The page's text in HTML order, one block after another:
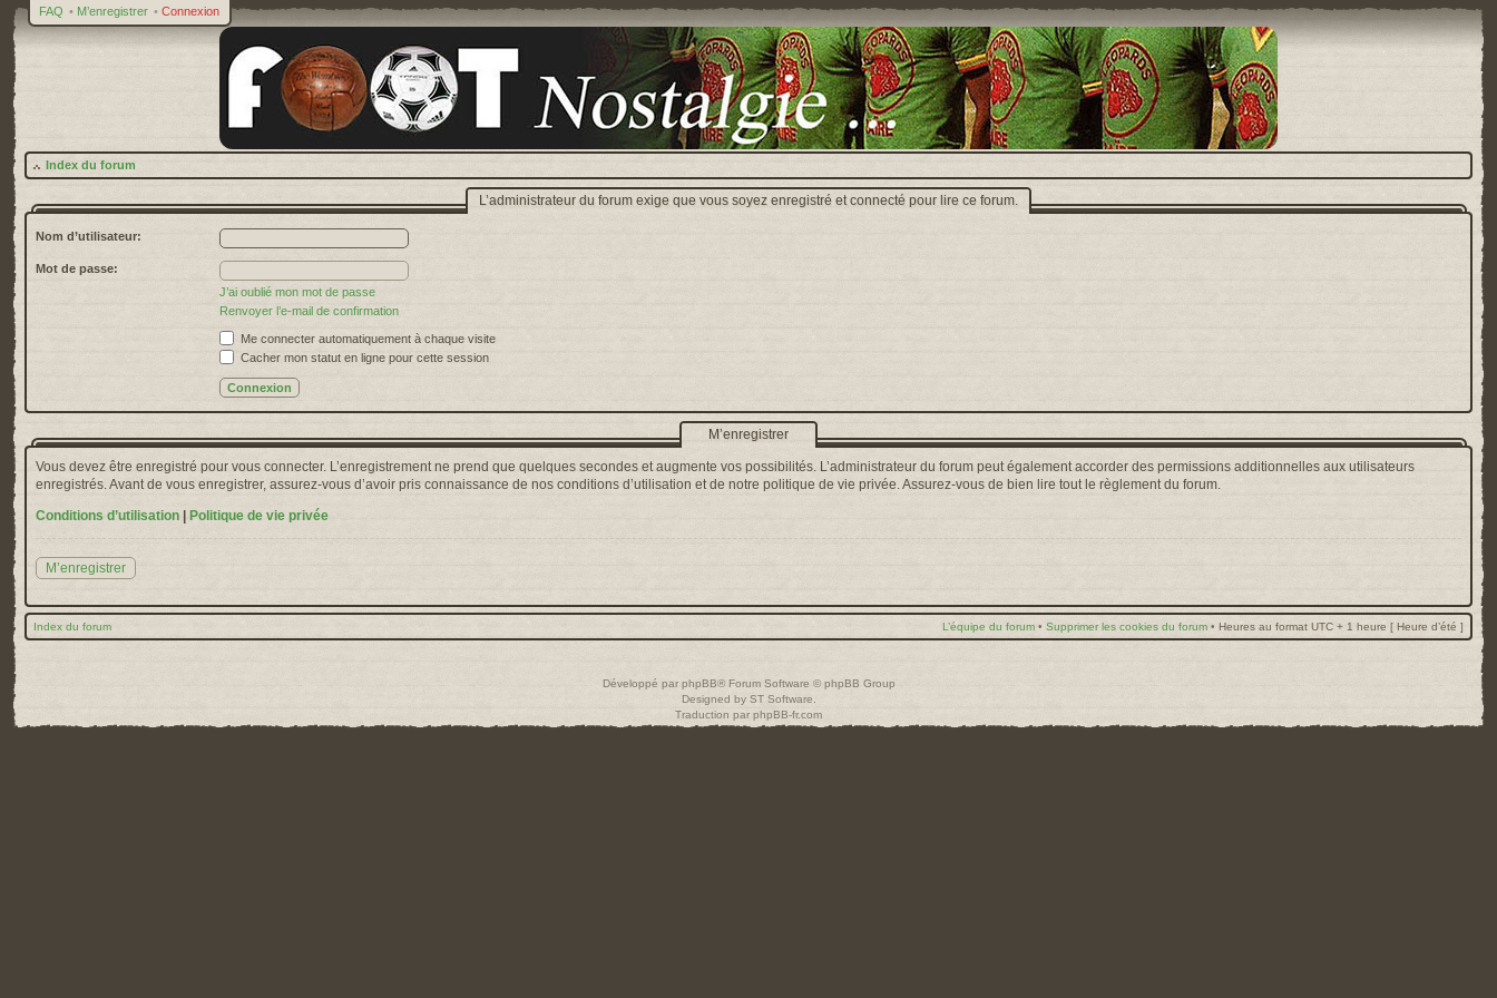
FAQ • M’enregistrer • Connexion
Index du forum
L’administrateur du forum exige que vous soyez enregistré et connecté pour lire ce forum.
Nom d’utilisateur:
Mot de passe:
J’ai oublié mon mot de passe
Renvoyer l’e-mail de confirmation
Me connecter automatiquement à chaque visite
Cacher mon statut en ligne pour cette session
M’enregistrer
Vous devez être enregistré pour vous connecter. L’enregistrement ne prend que quelques secondes et augmente vos possibilités. L’administrateur du forum peut également accorder des permissions additionnelles aux utilisateurs
enregistrés. Avant de vous enregistrer, assurez-vous d’avoir pris connaissance de nos conditions d’utilisation et de notre politique de vie privée. Assurez-vous de bien lire tout le règlement du forum.
Conditions d’utilisation
Politique de vie privée
M’enregistrer
Index du forum L’équipe du forum • Supprimer les cookies du forum • Heures au format UTC + 1 heure [ Heure d’été ]
Développé par phpBB® Forum Software © phpBB Group
Designed by ST Software
Traduction par phpBB-fr.com